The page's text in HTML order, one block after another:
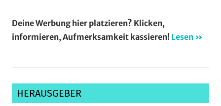
Deine Werbung hier platzieren? Klicken,
informieren, Aufmerksamkeit kassieren! Lesen »
HERAUSGEBER